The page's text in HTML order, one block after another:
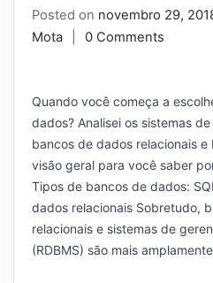
Posted on novembro 29,
Mota
0 Comments
Quando você começa a
dados? Analisei os sistemas
bancos de dados relacionais e
visão geral para você saber
Tipos de bancos de dados:
dados relacionais Sobretudo,
relacionais e sistemas de
(RDBMS) são mais